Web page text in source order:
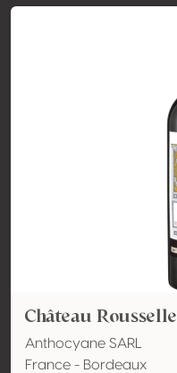
Château
Anthocyane SARL
France - Bordeaux